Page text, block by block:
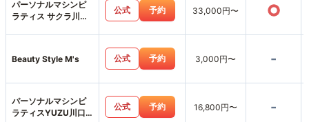
パーソナルマシンピ
ラティス サクラ川口
公式 予約 33,000円〜 ○
Beauty Style M's 公式 予約 3,000円〜 -
パーソナルマシンピ
ラティスYUZU川口
公式 予約 16,800円〜 -